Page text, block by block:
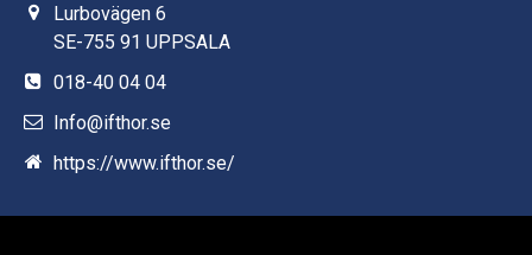
Lurbovägen 6
SE-755 91 UPPSALA
018-40 04 04
Info@ifthor.se
https://www.ifthor.se/